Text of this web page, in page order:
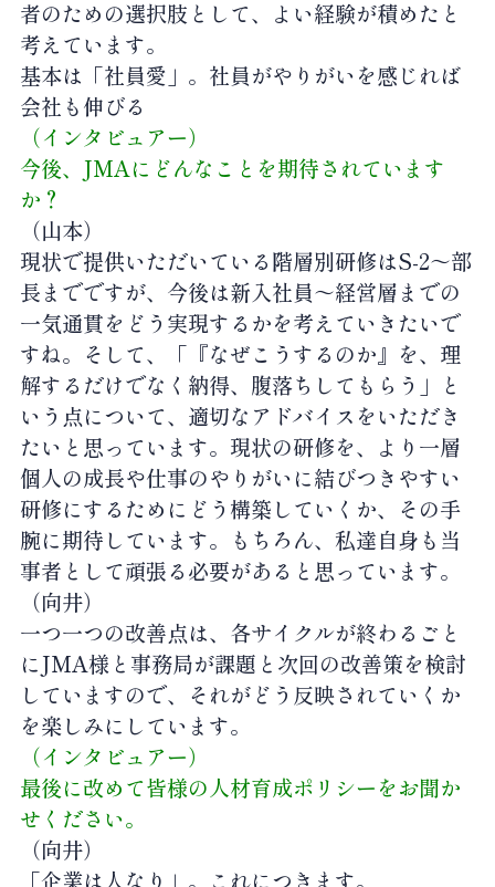
者のための選択肢として、よい経験が積めたと
考えています。
基本は「社員愛」。社員がやりがいを感じれば
会社も伸びる
（インタビュアー）
今後、JMAにどんなことを期待されています
か？
（山本）
現状で提供いただいている階層別研修はS-2～部
長までですが、今後は新入社員～経営層までの
一気通貫をどう実現するかを考えていきたいで
すね。そして、「『なぜこうするのか』を、理
解するだけでなく納得、腹落ちしてもらう」と
いう点について、適切なアドバイスをいただき
たいと思っています。現状の研修を、より一層
個人の成長や仕事のやりがいに結びつきやすい
研修にするためにどう構築していくか、その手
腕に期待しています。もちろん、私達自身も当
事者として頑張る必要があると思っています。
（向井）
一つ一つの改善点は、各サイクルが終わるごと
にJMA様と事務局が課題と次回の改善策を検討
していますので、それがどう反映されていくか
を楽しみにしています。
（インタビュアー）
最後に改めて皆様の人材育成ポリシーをお聞か
せください。
（向井）
「企業は人なり」。これにつきます。